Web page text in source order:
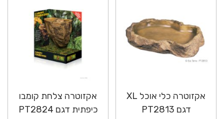
אקזוטרה כלי אוכל XL
דגם PT2813
אקזוטרה צלחת קומבו
כיפתית דגם PT2824